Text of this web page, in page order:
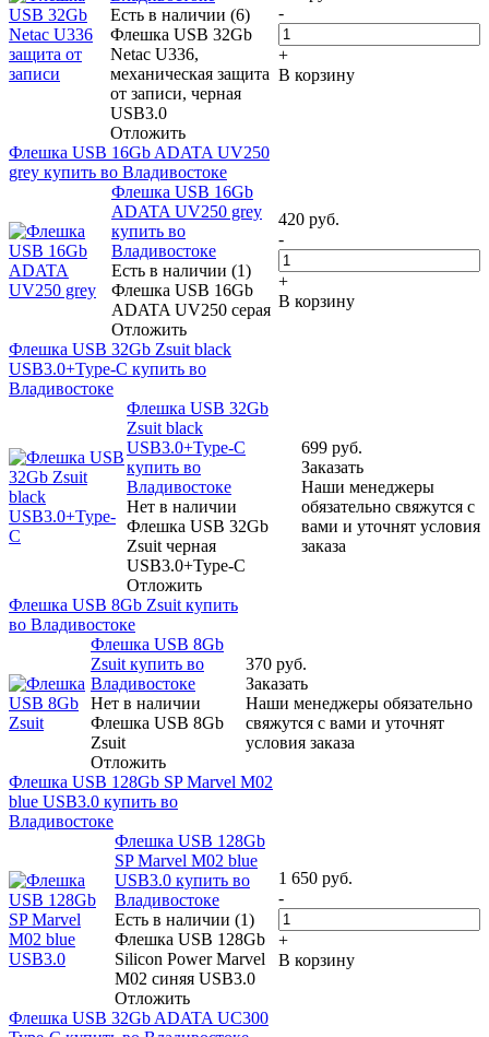
Есть в наличии (6)
Флешка USB 32Gb
Netac U336,
механическая защита
от записи, черная
USB3.0
Отложить
-
+
В корзину
Флешка USB 16Gb ADATA UV250
grey купить во Владивостоке
Флешка USB 16Gb
ADATA UV250 grey
купить во
Владивостоке
Есть в наличии (1)
Флешка USB 16Gb
ADATA UV250 серая
Отложить
420 руб.
-
+
В корзину
Флешка USB 32Gb Zsuit black
USB3.0+Type-C купить во
Владивостоке
Флешка USB 32Gb
Zsuit black
USB3.0+Type-C
купить во
Владивостоке
Нет в наличии
Флешка USB 32Gb
Zsuit черная
USB3.0+Type-C
Отложить
699 руб.
Заказать
Наши менеджеры
обязательно свяжутся с
вами и уточнят условия
заказа
Флешка USB 8Gb Zsuit купить
во Владивостоке
Флешка USB 8Gb
Zsuit купить во
Владивостоке
Нет в наличии
Флешка USB 8Gb
Zsuit
Отложить
370 руб.
Заказать
Наши менеджеры обязательно
свяжутся с вами и уточнят
условия заказа
Флешка USB 128Gb SP Marvel M02
blue USB3.0 купить во
Владивостоке
Флешка USB 128Gb
SP Marvel M02 blue
USB3.0 купить во
Владивостоке
Есть в наличии (1)
Флешка USB 128Gb
Silicon Power Marvel
M02 синяя USB3.0
Отложить
1 650 руб.
-
+
В корзину
Флешка USB 32Gb ADATA UC300